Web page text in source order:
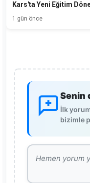
Kars'ta Yeni Eğitim
1 gün önce
Senin
İlk
bizimle